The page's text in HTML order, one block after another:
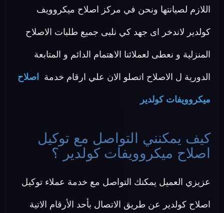
اللازم لصيانتها ونحن في مركز اصلاح ميكروويف
كولدير لاندخر اى جهد كي نلبى جميع طلبات الاصلاح
المنزلية و نعطى لعملائنا الاهتمام الدائم و المتابعة
الدورية ل الاصلاح اتصلو الان علي ارقام خدمة اصلاح
ميكروويفات كولدير
كيف يمكنني التواصل مع توكيل
اصلاح ميكروويفات كولدير ؟
عزيزي العميل يمكنك التواصل مع خدمة عملاء توكيل
اصلاح كولدير عن طريق الاتصال بأحد الأرقام الاتية